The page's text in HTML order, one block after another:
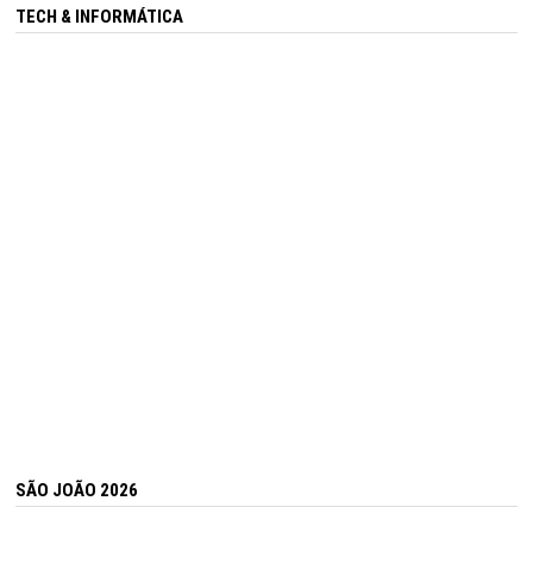
TECH & INFORMÁTICA
SÃO JOÃO 2026